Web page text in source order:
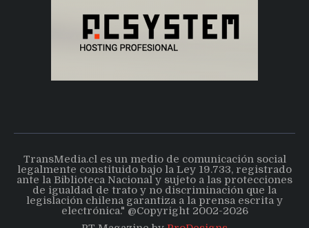
TransMedia.cl es un medio de comunicación social
legalmente constituido bajo la Ley 19.733, registrado
ante la Biblioteca Nacional y sujeto a las protecciones
de igualdad de trato y no discriminación que la
legislación chilena garantiza a la prensa escrita y
electrónica." @Copyright 2002-2026